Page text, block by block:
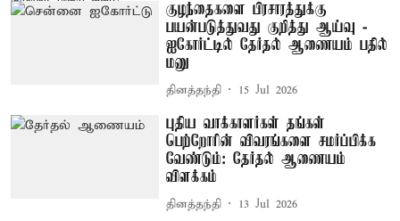
குழந்தைகளை பிரசாரத்துக்கு
பயன்படுத்துவது குறித்து ஆய்வு -
ஐகோர்ட்டில் தேர்தல் ஆணையம் பதில்
மனு
தினத்தந்தி 15 Jul 2026
புதிய வாக்காளர்கள் தங்கள்
பெற்றோரின் விவரங்களை சமர்ப்பிக்க
வேண்டும்: தேர்தல் ஆணையம்
விளக்கம்
தினத்தந்தி 13 Jul 2026